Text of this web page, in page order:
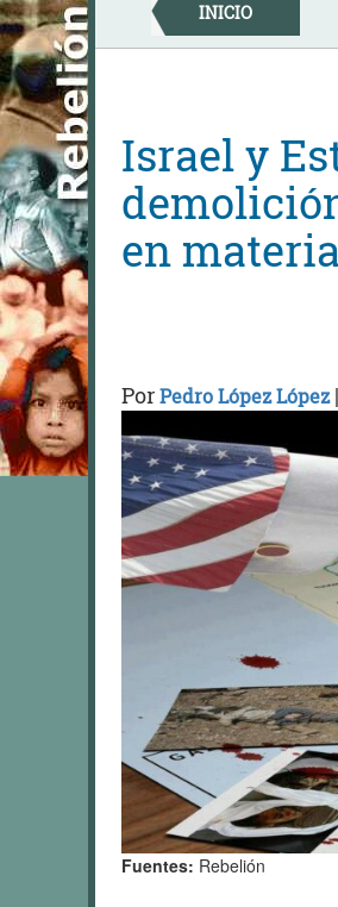
Skip
to
content
INICIO
Israel y
en
PorPedro López López|
Fuentes: Rebelión